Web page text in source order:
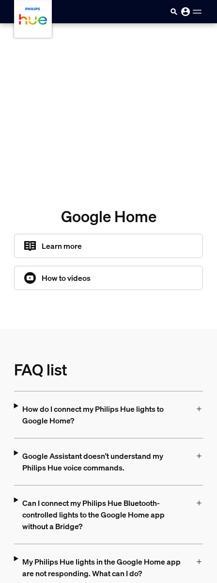
Google Home
Learn more
How to videos
FAQ list
How do I connect my Philips Hue lights to
Google Home?
Google Assistant doesn't understand my
Philips Hue voice commands.
Can I connect my Philips Hue Bluetooth-
controlled lights to the Google Home app
without a Bridge?
My Philips Hue lights in the Google Home app
are not responding. What can I do?